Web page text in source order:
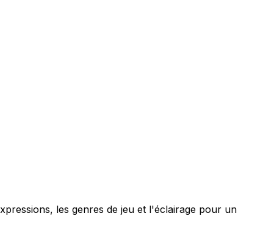
les genres de jeu et l'éclairage pour un